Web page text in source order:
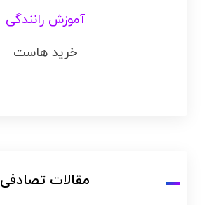
آموزش رانندگی
خرید هاست
مقالات تصادفی